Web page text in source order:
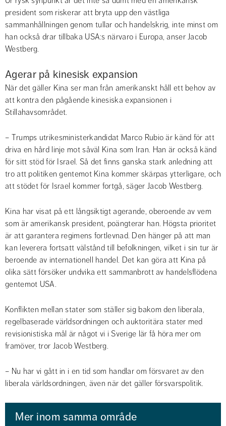
president som riskerar att bryta upp den västliga
sammanhållningen genom tullar och handelskrig, inte minst om
han också drar tillbaka USA:s närvaro i Europa, anser Jacob
Westberg.
Agerar på kinesisk expansion
När det gäller Kina ser man från amerikanskt håll ett behov av
att kontra den pågående kinesiska expansionen i
Stillahavsområdet.
– Trumps utrikesministerkandidat Marco Rubio är känd för att
driva en hård linje mot såväl Kina som Iran. Han är också känd
för sitt stöd för Israel. Så det finns ganska stark anledning att
tro att politiken gentemot Kina kommer skärpas ytterligare, och
att stödet för Israel kommer fortgå, säger Jacob Westberg.
Kina har visat på ett långsiktigt agerande, oberoende av vem
som är amerikansk president, poängterar han. Högsta prioritet
är att garantera regimens fortlevnad. Den hänger på att man
kan leverera fortsatt välstånd till befolkningen, vilket i sin tur är
beroende av internationell handel. Det kan göra att Kina på
olika sätt försöker undvika ett sammanbrott av handelsflödena
gentemot USA.
Konflikten mellan stater som ställer sig bakom den liberala,
regelbaserade världsordningen och auktoritära stater med
revisionistiska mål är något vi i Sverige lär få höra mer om
framöver, tror Jacob Westberg.
– Nu har vi gått in i en tid som handlar om försvaret av den
liberala världsordningen, även när det gäller försvarspolitik.
Mer inom samma område